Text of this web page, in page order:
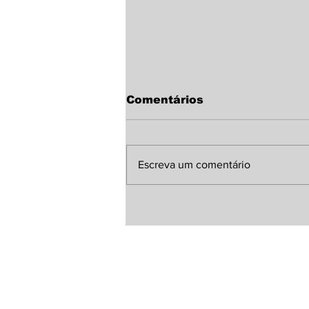
Comentários
Escreva um comentário